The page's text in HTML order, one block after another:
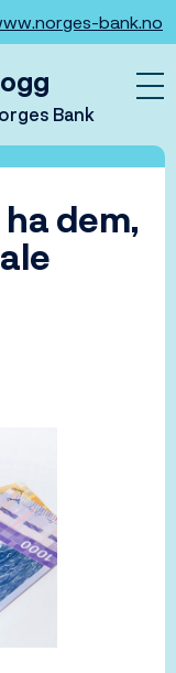
bank.no
Bank
dem,